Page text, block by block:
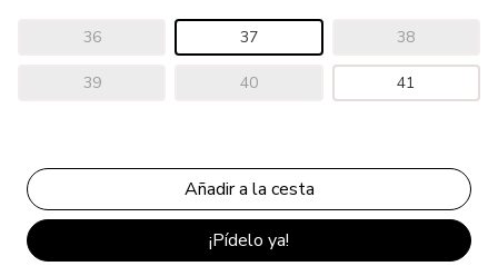
36 37 38
39 40 41
¡Pídelo ya!